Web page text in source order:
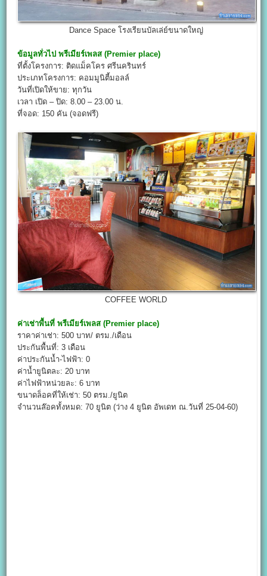
Dance Space โรงเรียนบัลเล่ย์ขนาดใหญ่
ข้อมูลทั่วไป พรีเมียร์เพลส (Premier place)
ที่ตั้งโครงการ: ติดแม็คโคร ศรีนครินทร์
ประเภทโครงการ: คอมมูนิตี้มอลล์
วันที่เปิดให้ขาย: ทุกวัน
เวลา เปิด – ปิด: 8.00 – 23.00 น.
ที่จอด: 150 คัน (จอดฟรี)
COFFEE WORLD
ค่าเช่าพื้นที่ พรีเมียร์เพลส (Premier place)
ราคาค่าเช่า: 500 บาท/ ตรม./เดือน
ประกันพื้นที่: 3 เดือน
ค่าประกันน้ำ-ไฟฟ้า: 0
ค่าน้ำยูนิตละ: 20 บาท
ค่าไฟฟ้าหน่วยละ: 6 บาท
ขนาดล็อคที่ให้เช่า: 50 ตรม./ยูนิต
จำนวนล๊อคทั้งหมด: 70 ยูนิต (ว่าง 4 ยูนิต อัพเดท ณ.วันที่ 25-04-60)